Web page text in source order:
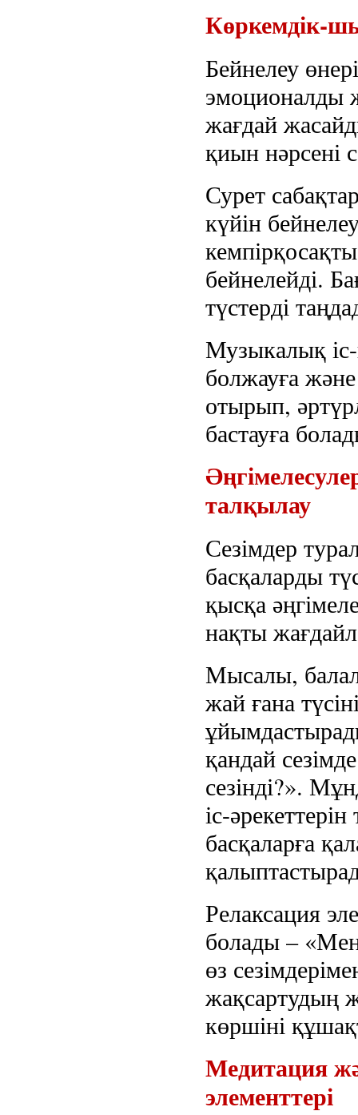
Көркемдік-
Бейнелеу
эмоционалды
жағдай
қиын нәрсені
Сурет
күйін
бейнелейді.
түстерді
Музыкалық
болжауға
отырып,
бастауға
талқылау
Сезімдер
басқаларды
қысқа
нақты
Мысалы,
жай ғана
қандай
сезінді?».
іс-
басқаларға
Релаксация
болады –
өз
жақсартудың
көршіні
Медитация
элементтері